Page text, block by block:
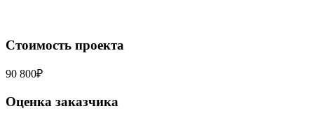
Стоимость проекта
90 800₽
Оценка заказчика